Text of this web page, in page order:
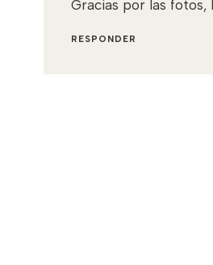
Gracias por las fotos,
RESPONDER